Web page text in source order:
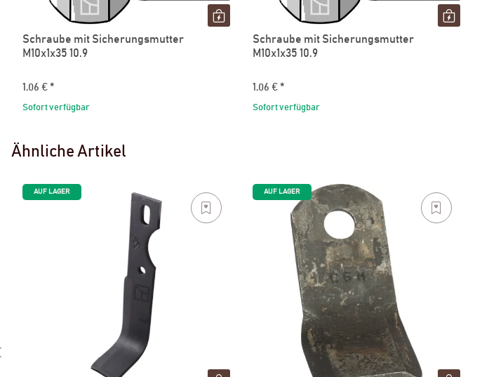
Schraube mit Sicherungsmutter
M10x1x35 10.9
1,06 € *
Sofort verfügbar
Schraube mit Sicherungsmutter
M10x1x35 10.9
1,06 € *
Sofort verfügbar
Ähnliche Artikel
AUF LAGER AUF LAGER